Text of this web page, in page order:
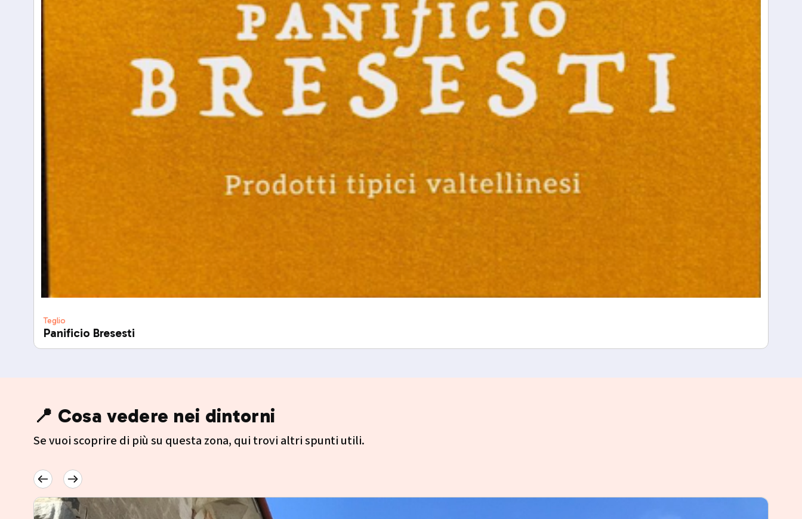
Teglio
Panificio Bresesti
📍 Cosa vedere nei dintorni
Se vuoi scoprire di più su questa zona, qui trovi altri spunti utili.